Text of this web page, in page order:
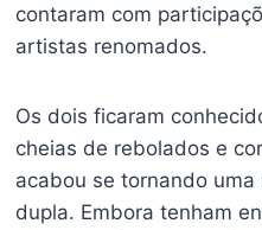
contaram com
artistas renomados.
Os dois ficaram
cheias de rebolados e
acabou se tornando
dupla. Embora tenham